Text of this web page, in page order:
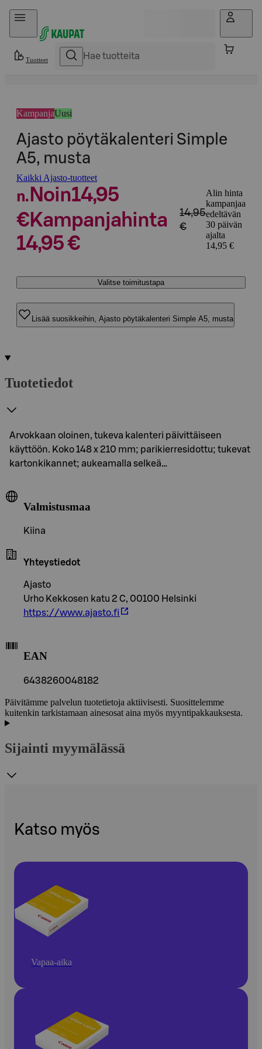
Hyppää sisältöön
Tuotteet
KampanjaUusi
Ajasto pöytäkalenteri Simple
A5, musta
Kaikki Ajasto-tuotteet
n. Noin14,95
€Kampanjahinta
14,95 €
14,95
€
Alin hinta
kampanjaa
edeltävän
30 päivän
ajalta
14,95 €
Valitse toimitustapa
Lisää suosikkeihin, Ajasto pöytäkalenteri Simple A5, musta
Tuotetiedot
Arvokkaan oloinen, tukeva kalenteri päivittäiseen
käyttöön. Koko 148 x 210 mm; parikierresidottu; tukevat
kartonkikannet; aukeamalla selkeä…
Valmistusmaa
Kiina
Yhteystiedot
Ajasto
Urho Kekkosen katu 2 C, 00100 Helsinki
https://www.ajasto.fi
EAN
6438260048182
Päivitämme palvelun tuotetietoja aktiivisesti. Suosittelemme
kuitenkin tarkistamaan ainesosat aina myös myyntipakkauksesta.
Sijainti myymälässä
Katso myös
Vapaa-aika